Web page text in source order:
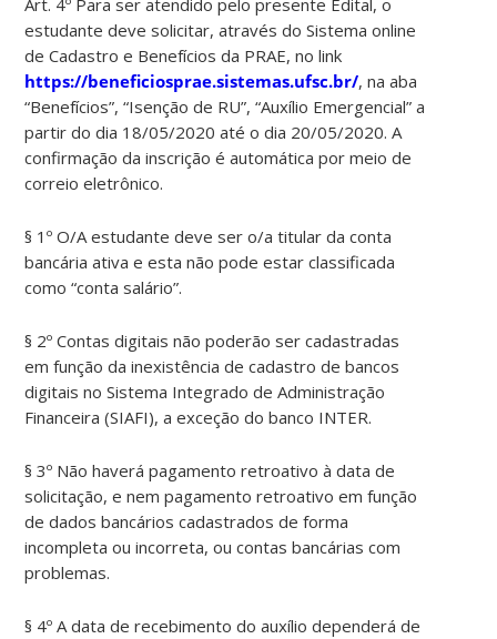
Art. 4º Para ser atendido pelo presente Edital, o
estudante deve solicitar, através do Sistema online
de Cadastro e Benefícios da PRAE, no link
https://beneficiosprae.sistemas.ufsc.br/, na aba
“Benefícios”, “Isenção de RU”, “Auxílio Emergencial” a
partir do dia 18/05/2020 até o dia 20/05/2020. A
confirmação da inscrição é automática por meio de
correio eletrônico.
§ 1º O/A estudante deve ser o/a titular da conta
bancária ativa e esta não pode estar classificada
como “conta salário”.
§ 2º Contas digitais não poderão ser cadastradas
em função da inexistência de cadastro de bancos
digitais no Sistema Integrado de Administração
Financeira (SIAFI), a exceção do banco INTER.
§ 3º Não haverá pagamento retroativo à data de
solicitação, e nem pagamento retroativo em função
de dados bancários cadastrados de forma
incompleta ou incorreta, ou contas bancárias com
problemas.
§ 4º A data de recebimento do auxílio dependerá de